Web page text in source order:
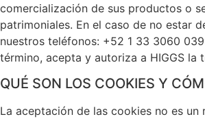
comercialización de sus productos o
patrimoniales. En el caso de no estar
nuestros teléfonos: +52 1 33 3060
término, acepta y autoriza a HIGGS la
QUÉ SON LOS COOKIES Y
La aceptación de las cookies no es un